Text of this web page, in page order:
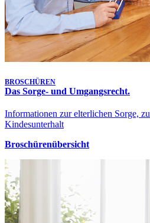
BROSCHÜREN
Das Sorge- und Umgangsrecht.
Informationen zur elterlichen Sorge,
Kindesunterhalt
Broschürenübersicht